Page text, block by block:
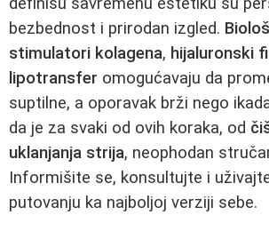
bezbednost i prirodan izgled.
stimulatori kolagena, hijaluronski
lipotransfer omogućavaju da
suptilne, a oporavak brži nego
da je za svaki od ovih koraka, od
uklanjanja strija, neophodan
Informišite se, konsultujte i
putovanju ka najboljoj verziji sebe.